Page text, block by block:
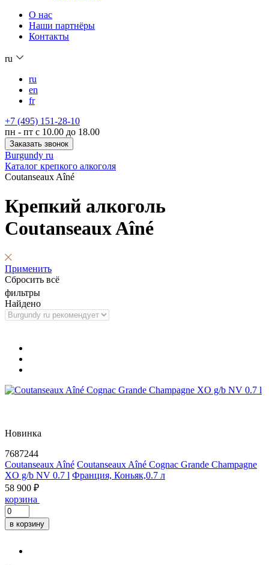
О нас
Наши партнёры
Контакты
ru
ru
en
fr
+7 (495) 151-28-10
пн - пт с 10.00 до 18.00
Заказать звонок
Burgundy ru
Каталог крепкого алкоголя
Coutanseaux Aîné
Крепкий алкоголь
Coutanseaux Aîné
Применить
Сбросить всё
фильтры
Найдено
Новинка
7687244
Coutanseaux Aîné Coutanseaux Aîné Cognac Grande Champagne
XO g/b NV 0.7 l Франция, Коньяк,0.7 л
58 900 ₽
корзина
в корзину